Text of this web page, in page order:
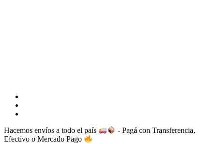
Hacemos envíos a todo el país
- Pagá con Transferencia,
Efectivo o Mercado Pago